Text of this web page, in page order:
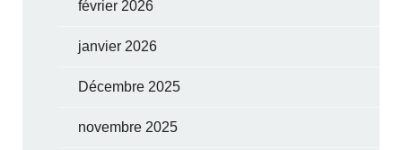
février 2026
janvier 2026
Décembre 2025
novembre 2025